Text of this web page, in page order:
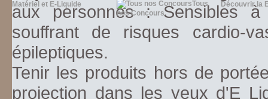
Matériel et E-Liquide
Tous
nos Concours
Découvrir la
aux personnes : Sensibles
souffrant de risques cardio-
épileptiques.
Tenir les produits hors de
projection dans les yeux d'E